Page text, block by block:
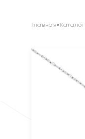
Главная» Каталог